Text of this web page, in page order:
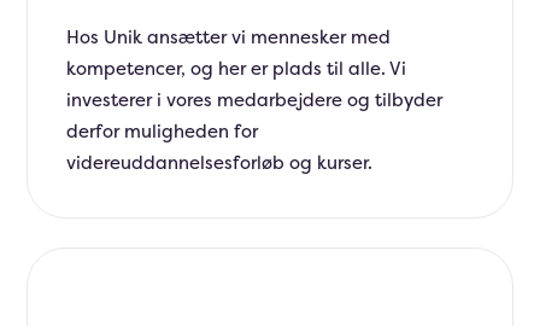
Hos Unik ansætter vi mennesker med
kompetencer, og her er plads til alle. Vi
investerer i vores medarbejdere og tilbyder
derfor muligheden for
videreuddannelsesforløb og kurser.